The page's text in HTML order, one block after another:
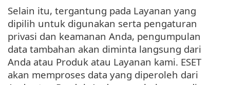
Selain itu, tergantung pada Layanan yang
dipilih untuk digunakan serta pengaturan
privasi dan keamanan Anda, pengumpulan
data tambahan akan diminta langsung dari
Anda atau Produk atau Layanan kami. ESET
akan memproses data yang diperoleh dari